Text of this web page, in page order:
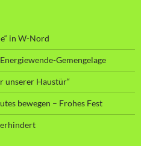
in W-Nord
Gemengelage
unserer Haustür“
bewegen – Frohes Fest